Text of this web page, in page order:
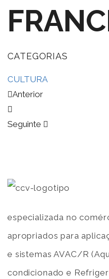
CATEGORIAS
CULTURA
Anterior
Seguinte
especializada no
apropriados para
e sistemas AVAC/R
condicionado e